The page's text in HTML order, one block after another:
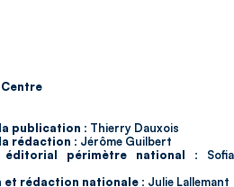
publication : Thierry Dauxois
rédaction : Jérôme Guilbert
éditorial périmètre national : Sofia
rédaction nationale : Julie Lallemant